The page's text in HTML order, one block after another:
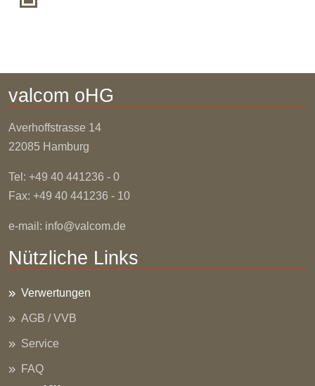
valcom oHG
Averhoffstrasse 14
22085 Hamburg
Tel: +49 40 441236 - 0
Fax: +49 40 441236 - 10
e-mail: info@valcom.de
Nützliche Links
Verwertungen
AGB / VVB
Service
FAQ